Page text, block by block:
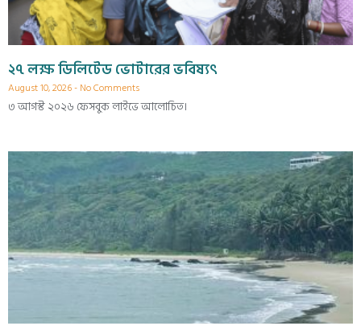
২৭ লক্ষ ডিলিটেড ভোটারের ভবিষ্যৎ
August 10, 2026 No Comments
৩ আগস্ট ২০২৬ ফেসবুক লাইভে আলোচিত।